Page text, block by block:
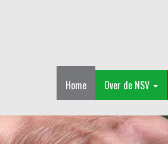
Home Over de NSV